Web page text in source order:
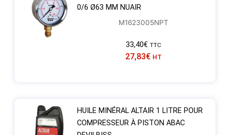
0/6 Ø63 MM NUAIR
M1623005NPT
33,40€ TTC
27,83€ HT
HUILE MINÉRAL ALTAIR 1 LITRE POUR
COMPRESSEUR À PISTON ABAC